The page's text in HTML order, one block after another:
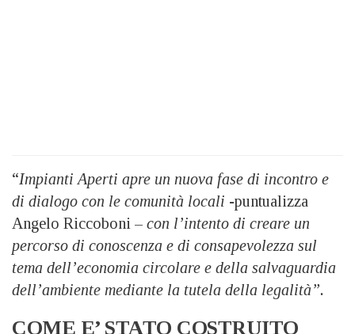
“Impianti Aperti apre un nuova fase di incontro e
di dialogo con le comunità locali -puntualizza
Angelo Riccoboni – con l’intento di creare un
percorso di conoscenza e di consapevolezza sul
tema dell’economia circolare e della salvaguardia
dell’ambiente mediante la tutela della legalità”.
COME E’ STATO COSTRUITO